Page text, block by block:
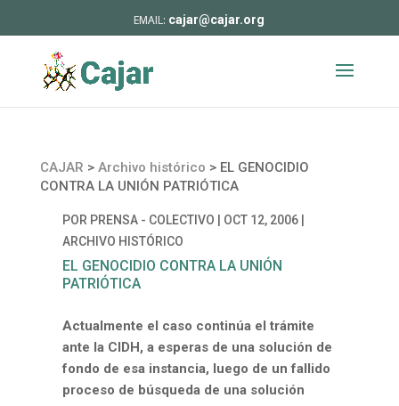
cajar@cajar.org
CAJAR > Archivo histórico > EL GENOCIDIO
CONTRA LA UNIÓN PATRIÓTICA
POR PRENSA - COLECTIVO OCT 12, 2006|
ARCHIVO HISTÓRICO
EL GENOCIDIO CONTRA LA UNIÓN
PATRIÓTICA
Actualmente el caso continúa el trámite
ante la CIDH, a esperas de una solución de
fondo de esa instancia, luego de un fallido
proceso de búsqueda de una solución